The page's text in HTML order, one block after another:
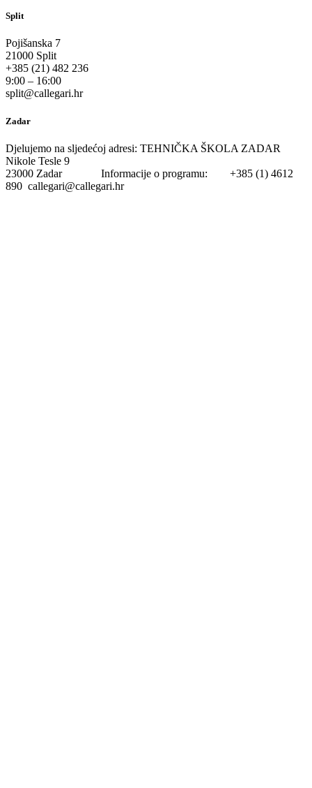
Split
Pojišanska 7
21000 Split
+385 (21) 482 236
9:00 – 16:00
split@callegari.hr
Zadar
Djelujemo na sljedećoj adresi: TEHNIČKA ŠKOLA ZADAR
Nikole Tesle 9
23000 Zadar Informacije o programu: +385 (1) 4612
890 callegari@callegari.hr